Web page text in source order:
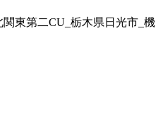
東第二CU_栃木県日光市_機